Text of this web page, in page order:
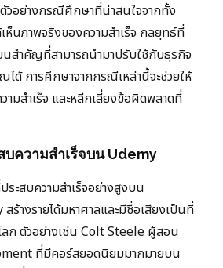
วอย่างกรณีศึกษาที่น่าสนใจจากทั้ง
นภาพจริงของความสำเร็จ กลยุทธ์ที่
นสำคัญที่สามารถนำมาปรับใช้กับธุรกิจ
ด้ การศึกษาจากกรณีเหล่านี้จะช่วยให้
ามสำเร็จ และหลีกเลี่ยงข้อผิดพลาดที่
ความสำเร็จบน Udemy
ะสบความสำเร็จอย่างสูงบน
ร้างรายได้มหาศาลและมีชื่อเสียงเป็นที่
ลก ตัวอย่างเช่น Colt Steele ผู้สอน
ที่มีคอร์สยอดนิยมมากมายบน